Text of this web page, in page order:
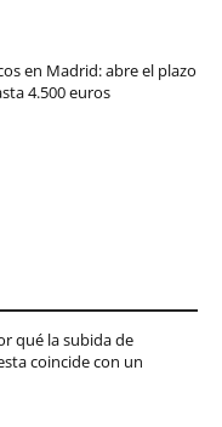
en Madrid: abre el plazo
4.500 euros
qué la subida de
coincide con un